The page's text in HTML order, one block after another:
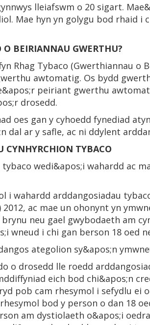
lleiafswm o 20 sigart.
Mae hyn yn golygu bod rhaid
BEIRIANNAU GWERTHU?
Rhag Tybaco (Gwerthiannau o
awtomatig. Os bydd
peiriant gwerthu
drosedd.
oes gan y cyhoedd fynediad
dal ar y safle, ac ni ddylent
CYNHYRCHION TYBACO
wedi&apos;i wahardd ac
i wahardd arddangosiadau
2012, ac mae un ohonynt yn
neu gael gwybodaeth am
wneud i chi gan berson 18 oed
ategolion sy&apos;n
o drosedd lle roedd
eich bod chi&apos;n
pob cam rhesymol i sefydlu ei
bod y person o dan 18
am dystiolaeth o&apos;i